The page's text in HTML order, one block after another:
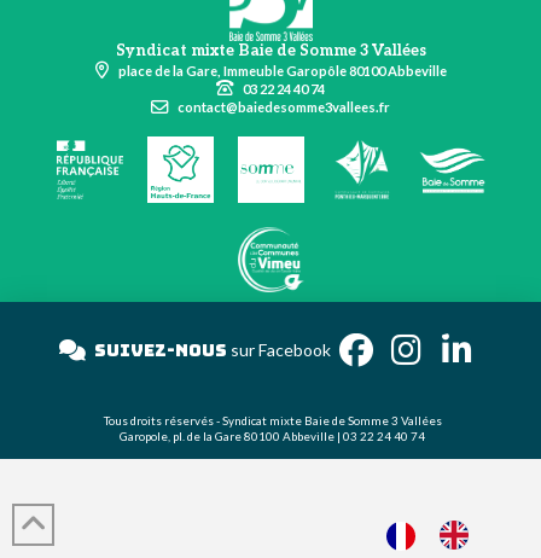
Syndicat mixte Baie de Somme 3 Vallées
place de la Gare, Immeuble Garopôle 80100 Abbeville
03 22 24 40 74
contact@baiedesomme3vallees.fr
Suivez-nous sur Facebook
Tous droits réservés - Syndicat mixte Baie de Somme 3 Vallées
Garopole, pl. de la Gare 80100 Abbeville | 03 22 24 40 74